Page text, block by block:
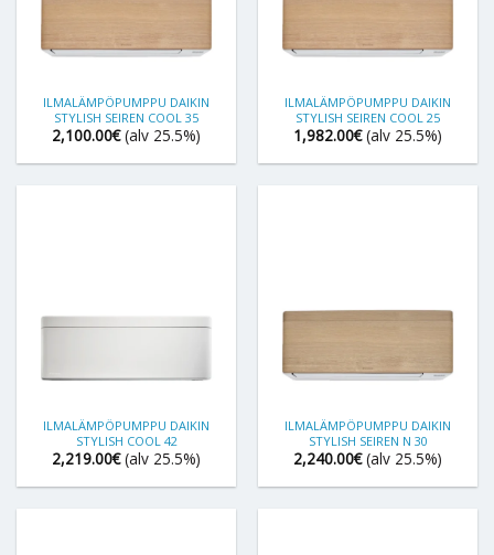
ILMALÄMPÖPUMPPU DAIKIN
STYLISH SEIREN COOL 35
2,100.00€ (alv 25.5%)
ILMALÄMPÖPUMPPU DAIKIN
STYLISH SEIREN COOL 25
1,982.00€ (alv 25.5%)
ILMALÄMPÖPUMPPU DAIKIN
STYLISH COOL 42
2,219.00€ (alv 25.5%)
ILMALÄMPÖPUMPPU DAIKIN
STYLISH SEIREN N 30
2,240.00€ (alv 25.5%)